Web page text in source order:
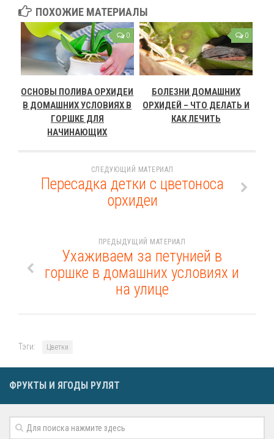
ПОХОЖИЕ МАТЕРИАЛЫ
0
ОСНОВЫ ПОЛИВА ОРХИДЕИ
В ДОМАШНИХ УСЛОВИЯХ В
ГОРШКЕ ДЛЯ
НАЧИНАЮЩИХ
0
БОЛЕЗНИ ДОМАШНИХ
ОРХИДЕЙ – ЧТО ДЕЛАТЬ И
КАК ЛЕЧИТЬ
СЛЕДУЮЩИЙ МАТЕРИАЛ
Пересадка детки с цветоноса
орхидеи
ПРЕДЫДУЩИЙ МАТЕРИАЛ
Ухаживаем за петунией в
горшке в домашних условиях и
на улице
Тэги: Цветки
ФРУКТЫ И ЯГОДЫ РУЛЯТ